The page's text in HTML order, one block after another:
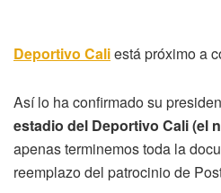
Deportivo Caliestá próximo a
Así lo ha confirmado su
estadio del Deportivo Cali (el
apenas terminemos toda la
reemplazo del patrocinio de